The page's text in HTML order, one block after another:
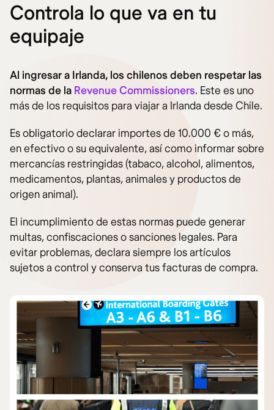
Controla lo que va en tu
equipaje
Al ingresar a Irlanda, los chilenos deben respetar las
normas de la Revenue Commissioners. Este es uno
más de los requisitos para viajar a Irlanda desde Chile.
Es obligatorio declarar importes de 10.000 € o más,
en efectivo o su equivalente, así como informar sobre
mercancías restringidas (tabaco, alcohol, alimentos,
medicamentos, plantas, animales y productos de
origen animal).
El incumplimiento de estas normas puede generar
multas, confiscaciones o sanciones legales. Para
evitar problemas, declara siempre los artículos
sujetos a control y conserva tus facturas de compra.